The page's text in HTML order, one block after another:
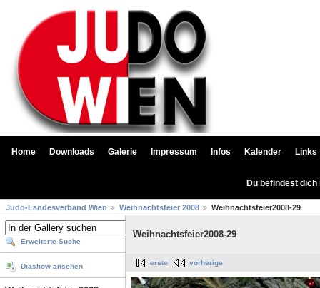
Home Downloads Galerie Impressum Infos Kalender Links
Du befindest
Judo-Landesverband Wien Weihnachtsfeier 2008 Weihnachtsfeier2008-29
Erweiterte Suche
Diashow ansehen
Weihnachtsfeier2008-29
erste vorherige